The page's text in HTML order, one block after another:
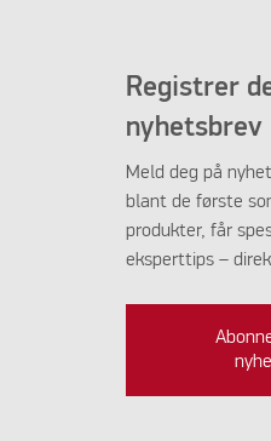
Registrer
nyhetsbrev
Meld deg på
blant de første
produkter, får
eksperttips –